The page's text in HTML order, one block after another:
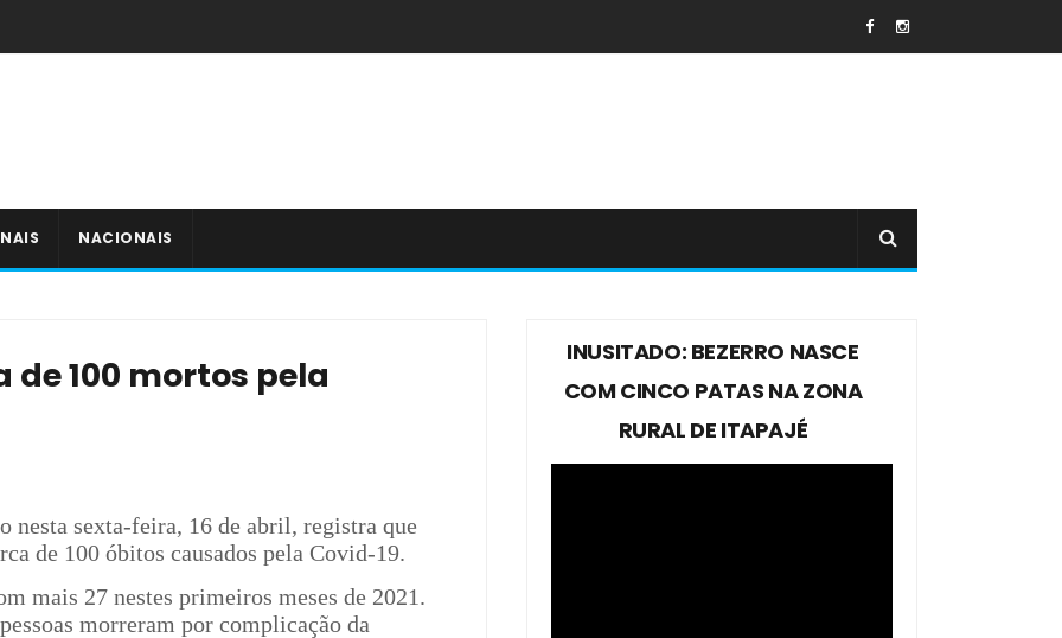
NACIONAIS
100 mortos pela
sexta-feira, 16 de abril, registra que
de 100 óbitos causados pela Covid-19.
mais 27 nestes primeiros meses de 2021.
morreram por complicação da
INUSITADO: BEZERRO NASCE
COM CINCO PATAS NA ZONA
RURAL DE ITAPAJÉ